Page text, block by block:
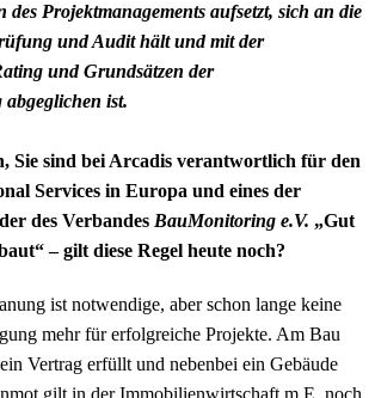
des Projektmanagements aufsetzt, sich an die
und Audit hält und mit der
und Grundsätzen der
ist.
Sie sind bei Arcadis verantwortlich für den
Services in Europa und eines der
des Verbandes BauMonitoring e.V. „Gut
– gilt diese Regel heute noch?
ist notwendige, aber schon lange keine
mehr für erfolgreiche Projekte. Am Bau
Vertrag erfüllt und nebenbei ein Gebäude
gilt in der Immobilienwirtschaft m.E. noch